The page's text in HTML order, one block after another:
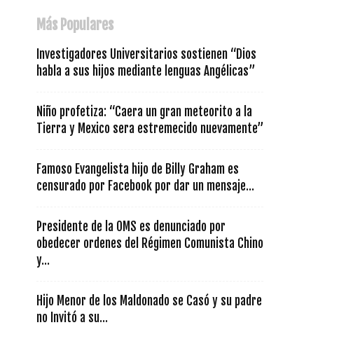
Más Populares
Investigadores Universitarios sostienen “Dios
habla a sus hijos mediante lenguas Angélicas”
Niño profetiza: “Caera un gran meteorito a la
Tierra y Mexico sera estremecido nuevamente”
Famoso Evangelista hijo de Billy Graham es
censurado por Facebook por dar un mensaje...
Presidente de la OMS es denunciado por
obedecer ordenes del Régimen Comunista Chino
y...
Hijo Menor de los Maldonado se Casó y su padre
no Invitó a su...